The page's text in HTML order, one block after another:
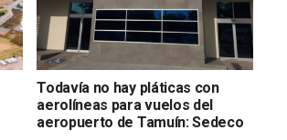
Todavía no hay pláticas con
aerolíneas para vuelos del
aeropuerto de Tamuín: Sedeco